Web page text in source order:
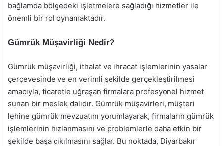
bağlamda bölgedeki işletmelere sağladığı hizmetler ile
önemli bir rol oynamaktadır.
Gümrük Müşavirliği Nedir?
Gümrük müşavirliği, ithalat ve ihracat işlemlerinin yasalar
çerçevesinde ve en verimli şekilde gerçekleştirilmesi
amacıyla, ticaretle uğraşan firmalara profesyonel hizmet
sunan bir meslek dalıdır. Gümrük müşavirleri, müşteri
lehine gümrük mevzuatını yorumlayarak, firmaların gümrük
işlemlerinin hızlanmasını ve problemlerle daha etkin bir
şekilde başa çıkılmasını sağlar. Bu noktada, Diyarbakır